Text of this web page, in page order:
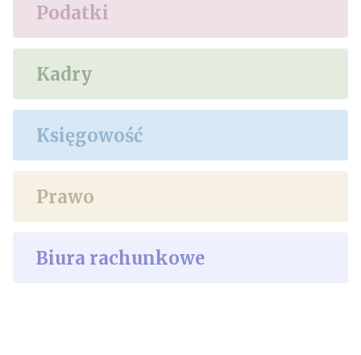
Podatki
Kadry
Księgowość
Prawo
Biura rachunkowe